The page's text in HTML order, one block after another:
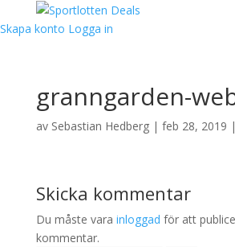
Skapa konto Logga in
granngarden-
av Sebastian Hedberg| feb 28, 2019 |
Skicka kommentar
Du måste vara inloggad för att
kommentar.